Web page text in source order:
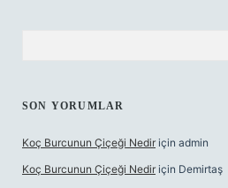
SON YORUMLAR
Koç Burcunun Çiçeği Nedir için admin
Koç Burcunun Çiçeği Nedir için Demirtaş